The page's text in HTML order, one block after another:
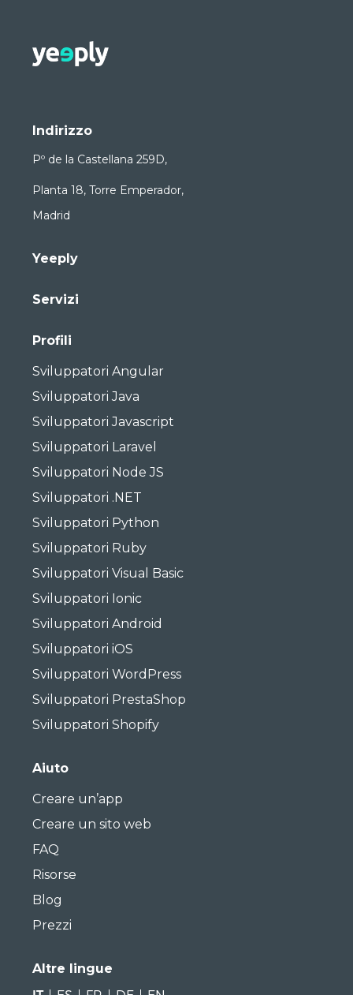
Indirizzo
Pº de la Castellana 259D,
Planta 18, Torre Emperador,
Madrid
Yeeply
Servizi
Profili
Sviluppatori Angular
Sviluppatori Java
Sviluppatori Javascript
Sviluppatori Laravel
Sviluppatori Node JS
Sviluppatori .NET
Sviluppatori Python
Sviluppatori Ruby
Sviluppatori Visual Basic
Sviluppatori Ionic
Sviluppatori Android
Sviluppatori iOS
Sviluppatori WordPress
Sviluppatori PrestaShop
Sviluppatori Shopify
Aiuto
Creare un’app
Creare un sito web
FAQ
Risorse
Blog
Prezzi
Altre lingue